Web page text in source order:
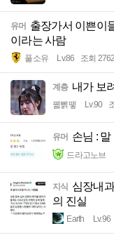
유머 출장가서 이쁜이
이라는 사람
풀소유 Lv.86 조회 2762
계층 내가 보
꿻뻵뗗 Lv.90
유머 손님 :
드라고노브
지식 심장내
의 진실
Earth Lv.96